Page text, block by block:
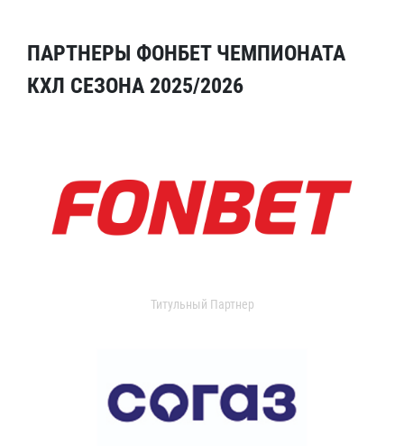
ПАРТНЕРЫ ФОНБЕТ ЧЕМПИОНАТА
КХЛ СЕЗОНА 2025/2026
Титульный Партнер